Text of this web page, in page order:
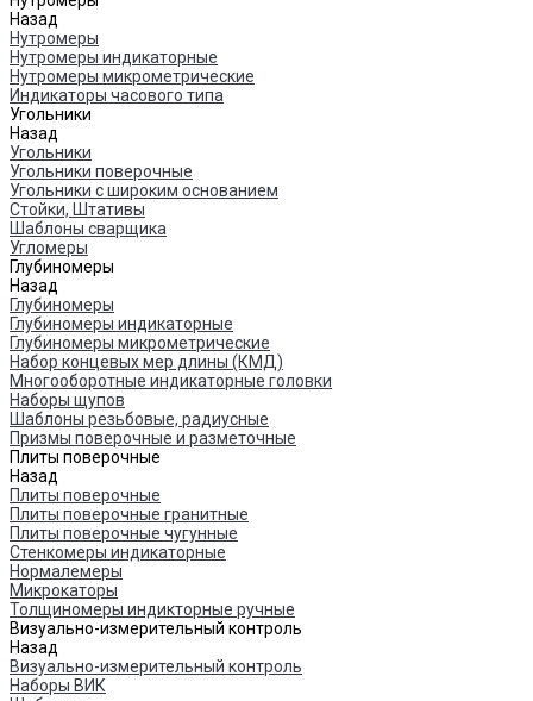
Назад
Нутромеры
Нутромеры индикаторные
Нутромеры микрометрические
Индикаторы часового типа
Угольники
Назад
Угольники
Угольники поверочные
Угольники с широким основанием
Стойки, Штативы
Шаблоны сварщика
Угломеры
Глубиномеры
Назад
Глубиномеры
Глубиномеры индикаторные
Глубиномеры микрометрические
Набор концевых мер длины (КМД)
Многооборотные индикаторные головки
Наборы щупов
Шаблоны резьбовые, радиусные
Призмы поверочные и разметочные
Плиты поверочные
Назад
Плиты поверочные
Плиты поверочные гранитные
Плиты поверочные чугунные
Стенкомеры индикаторные
Нормалемеры
Микрокаторы
Толщиномеры индикторные ручные
Визуально-измерительный контроль
Назад
Визуально-измерительный контроль
Наборы ВИК